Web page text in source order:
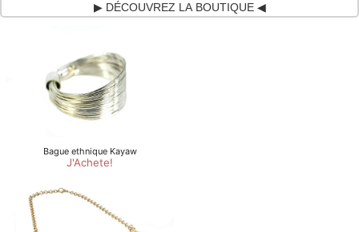
▶ DÉCOUVREZ LA BOUTIQUE ◀